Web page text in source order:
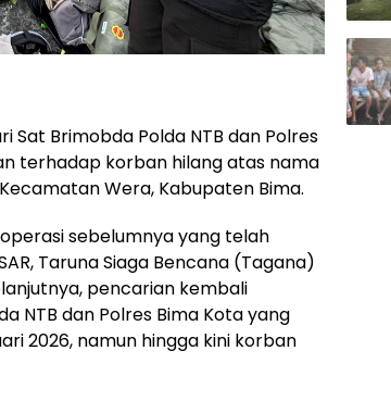
Sat Brimobda Polda NTB dan Polres
terhadap korban hilang atas nama
Wera, Kabupaten Bima.
sebelumnya yang telah
Taruna Siaga Bencana (Tagana)
pencarian kembali
NTB dan Polres Bima Kota yang
2026, namun hingga kini korban